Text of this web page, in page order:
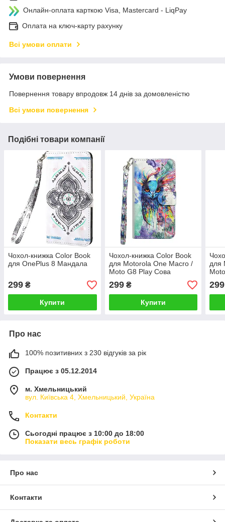
Онлайн-оплата карткою Visa, Mastercard - LiqPay
Оплата на ключ-карту рахунку
Всі умови оплати
Умови повернення
Повернення товару впродовж 14 днів за домовленістю
Всі умови повернення
Подібні товари компанії
Чохол-книжка Color Book
для OnePlus 8 Мандала
299 ₴
Купити
Чохол-книжка Color Book
для Motorola One Macro /
Moto G8 Play Сова
299₴
Купити
для
299
Про нас
100% позитивних з 230 відгуків за рік
Працює з 05.12.2014
м. Хмельницький
вул. Київська 4, Хмельницький, Україна
Контакти
Сьогодні працює з 10:00 до 18:00
Показати весь графік роботи
Про нас
Контакти